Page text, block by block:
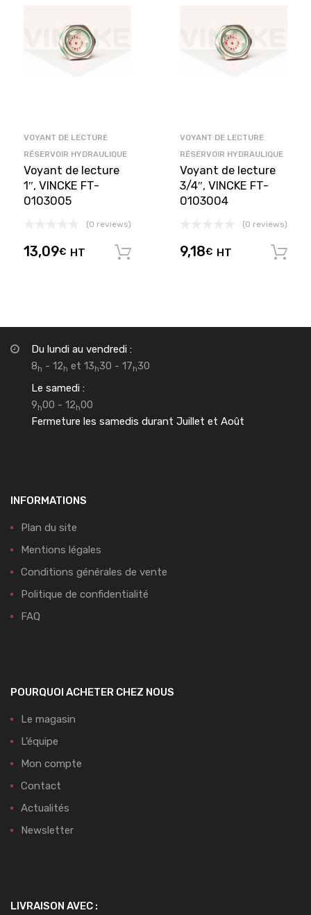
VOYANT DE LECTURE
RÉSERVOIR HYDRAULIQUE
Voyant de lecture
1″, VINCKE FT-
0103005
(0 reviews)
13,09€ HT Ajouter au panier
VOYANT DE LECTURE
RÉSERVOIR HYDRAULIQUE
Voyant de lecture
3/4″, VINCKE FT-
0103004
(0 reviews)
9,18€ HT
Du lundi au vendredi :
8h - 12h et 13h30 - 17h30
Le samedi :
9h00 - 12h00
Fermeture les samedis durant Juillet et Août
INFORMATIONS
Plan du site
Mentions légales
Conditions générales de vente
Politique de confidentialité
FAQ
POURQUOI ACHETER CHEZ NOUS
Le magasin
L’équipe
Mon compte
Contact
Actualités
Newsletter
LIVRAISON AVEC :